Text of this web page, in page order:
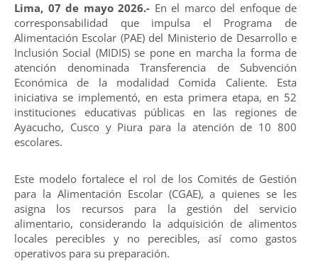
Lima, 07 de mayo 2026.- En el marco del enfoque de
corresponsabilidad que impulsa el Programa de
Alimentación Escolar (PAE) del Ministerio de Desarrollo e
Inclusión Social (MIDIS) se pone en marcha la forma de
atención denominada Transferencia de Subvención
Económica de la modalidad Comida Caliente. Esta
iniciativa se implementó, en esta primera etapa, en 52
instituciones educativas públicas en las regiones de
Ayacucho, Cusco y Piura para la atención de 10 800
escolares.
Este modelo fortalece el rol de los Comités de Gestión
para la Alimentación Escolar (CGAE), a quienes se les
asigna los recursos para la gestión del servicio
alimentario, considerando la adquisición de alimentos
locales perecibles y no perecibles, así como gastos
operativos para su preparación.